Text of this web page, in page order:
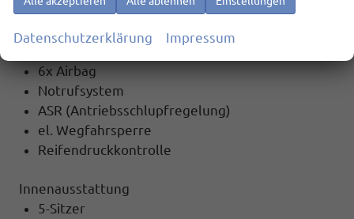
Full Link
6x Airbag
Notrufsystem
ASR (Antriebsschlupfregelung)
el. Wegfahrsperre
Reifendruckkontrolle
Innenausstattung
5-Sitzer
Datenschutzerklärung Impressum